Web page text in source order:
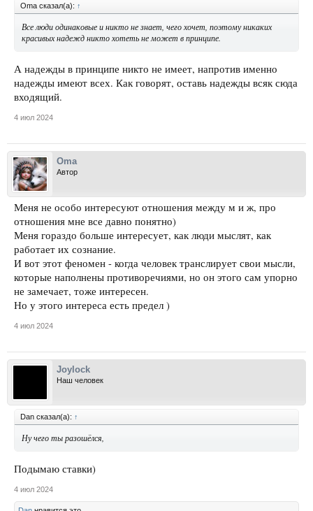
Oma сказал(а): ↑
Все люди одинаковые и никто не знает, чего хочет, поэтому никаких
красивых надежд никто хотеть не может в принципе.
А надежды в принципе никто не имеет, напротив именно
надежды имеют всех. Как говорят, оставь надежды всяк сюда
входящий.
4 июл 2024
Oma
Автор
Меня не особо интересуют отношения между м и ж, про
отношения мне все давно понятно)
Меня гораздо больше интересует, как люди мыслят, как
работает их сознание.
И вот этот феномен - когда человек транслирует свои мысли,
которые наполнены противоречиями, но он этого сам упорно
не замечает, тоже интересен.
Но у этого интереса есть предел )
4 июл 2024
Joylock
Наш человек
Dan сказал(а): ↑
Ну чего ты разошёлся,
Подымаю ставки)
4 июл 2024